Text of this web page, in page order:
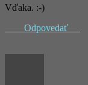
Vďaka. :-)
Odpovedať